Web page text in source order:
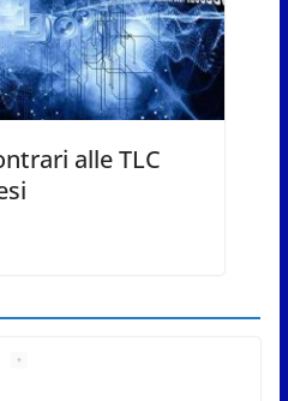
alle TLC